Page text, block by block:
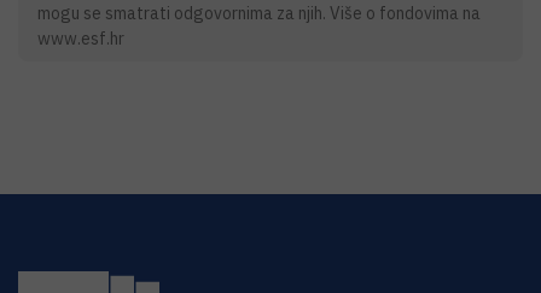
mogu se smatrati odgovornima za njih. Više o fondovima na
www.esf.hr